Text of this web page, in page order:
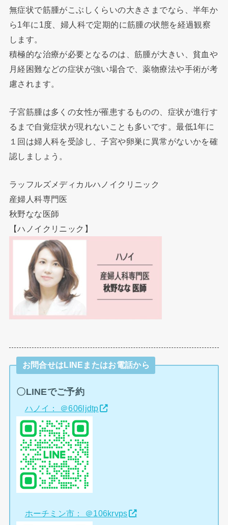
無症状で筋腫がこぶしくらいの大きさまでなら、半年か
ら1年に1度、婦人科で定期的に筋腫の状態を経過観察
します。
積極的な治療が必要となるのは、筋腫が大きい、貧血や
月経困難などの症状が強い場合で、薬物療法や手術が考
慮されます。
子宮筋腫は多くの女性が罹患するものの、症状が進行す
るまで自覚症状が現れないことも多いです。最低1年に
１回は婦人科を受診し、子宮や卵巣に異常がないかを確
認しましょう。
ラッフルズメディカルハノイクリニック
産婦人科専門医
秋野なな医師
【ハノイクリニック】
お問合せはLINEまたはお電話から
〇LINEでご予約
ハノイ： ＠606ljdtp
ホーチミン市： ＠106krvps